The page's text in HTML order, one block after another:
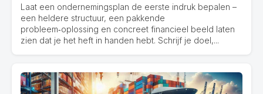
Laat een ondernemingsplan de eerste indruk bepalen –
een heldere structuur, een pakkende
probleem‑oplossing en concreet financieel beeld laten
zien dat je het heft in handen hebt. Schrijf je doel,...